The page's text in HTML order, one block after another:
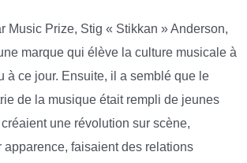
Music Prize, Stig « Stikkan » Anderson,
marque qui élève la culture musicale à
à ce jour. Ensuite, il a semblé que le
de la musique était rempli de jeunes
une révolution sur scène,
apparence, faisaient des relations